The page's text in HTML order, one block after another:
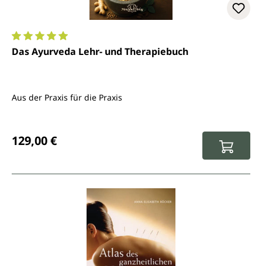
Durchschnittliche Bewertung von 5 von 5 Sternen
Das Ayurveda Lehr- und Therapiebuch
Aus der Praxis für die Praxis
129,00 €